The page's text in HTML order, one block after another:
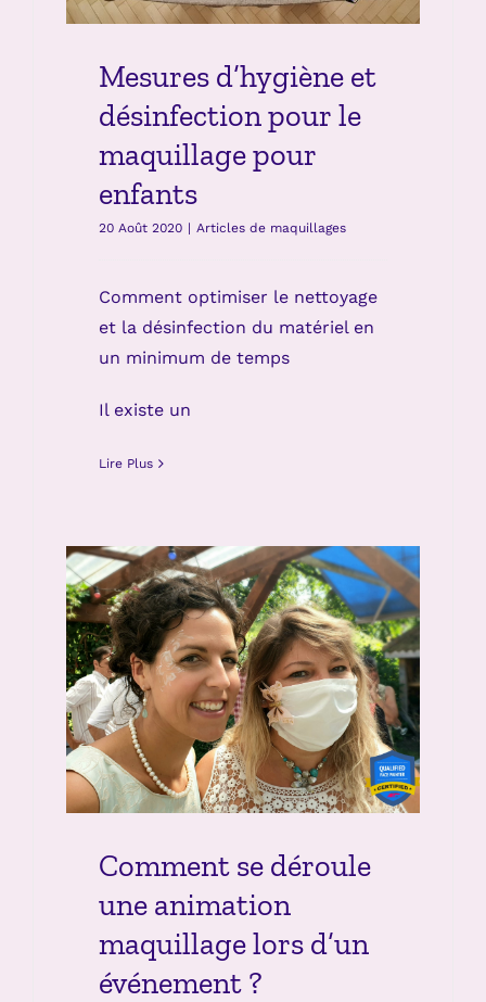
Mesures d’hygiène et
désinfection pour le
maquillage pour
enfants
20 Août 2020 | Articles de maquillages
Comment optimiser le nettoyage
et la désinfection du matériel en
un minimum de temps
Il existe un
Lire Plus
Comment se déroule
une animation
maquillage lors d’un
événement ?
Articles de maquillages
Comment se déroule
une animation
maquillage lors d’un
événement ?